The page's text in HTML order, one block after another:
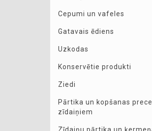
Cepumi un vafeles
Gatavais ēdiens
Uzkodas
Konservētie produkti
Ziedi
Pārtika un kopšanas
zīdaiņiem